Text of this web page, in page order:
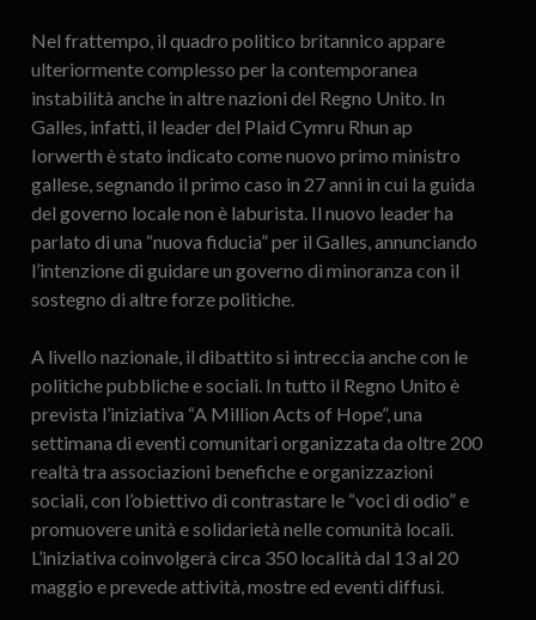
Nel frattempo, il quadro politico britannico appare
ulteriormente complesso per la contemporanea
instabilità anche in altre nazioni del Regno Unito. In
Galles, infatti, il leader del Plaid Cymru Rhun ap
Iorwerth è stato indicato come nuovo primo ministro
gallese, segnando il primo caso in 27 anni in cui la guida
del governo locale non è laburista. Il nuovo leader ha
parlato di una “nuova fiducia” per il Galles, annunciando
l’intenzione di guidare un governo di minoranza con il
sostegno di altre forze politiche.
A livello nazionale, il dibattito si intreccia anche con le
politiche pubbliche e sociali. In tutto il Regno Unito è
prevista l’iniziativa “A Million Acts of Hope”, una
settimana di eventi comunitari organizzata da oltre 200
realtà tra associazioni benefiche e organizzazioni
sociali, con l’obiettivo di contrastare le “voci di odio” e
promuovere unità e solidarietà nelle comunità locali.
L’iniziativa coinvolgerà circa 350 località dal 13 al 20
maggio e prevede attività, mostre ed eventi diffusi.